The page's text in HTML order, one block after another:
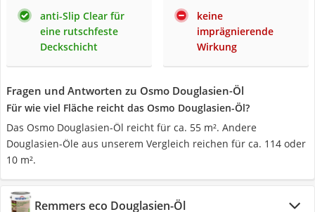
anti-Slip Clear für
eine rutschfeste
Deckschicht
keine
imprägnierende
Wirkung
Fragen und Antworten zu Osmo Douglasien-Öl
Für wie viel Fläche reicht das Osmo Douglasien-Öl?
Das Osmo Douglasien-Öl reicht für ca. 55 m². Andere
Douglasien-Öle aus unserem Vergleich reichen für ca. 114 oder
10 m².
Remmers eco Douglasien-Öl